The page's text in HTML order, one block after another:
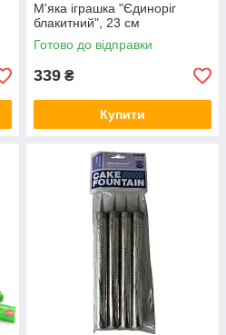
М'яка іграшка "Єдиноріг
блакитний", 23 см
Готово до відправки
339 ₴
Купити